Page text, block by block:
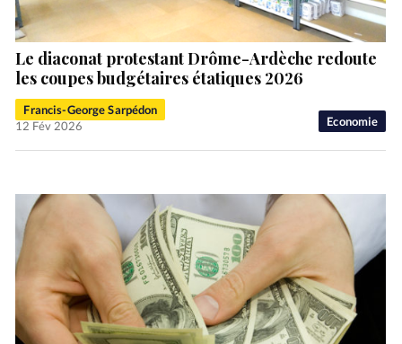
Economie
Le diaconat protestant Drôme-Ardèche redoute
les coupes budgétaires étatiques 2026
Francis-George Sarpédon
12 Fév 2026